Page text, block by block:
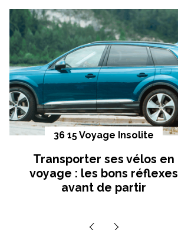
f
o
r
:
36 15 Voyage Insolite
Transporter ses vélos en
voyage : les bons réflexes
avant de partir